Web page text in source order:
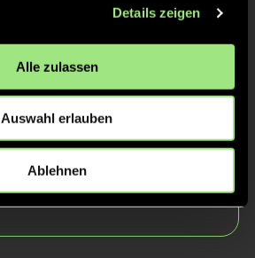
Details zeigen
Alle zulassen
Auswahl erlauben
Ablehnen
Thomas
Ippers